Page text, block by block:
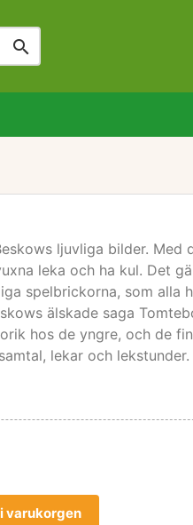

ljuvliga bilder. Med
leka och ha kul. Det
spelbrickorna, som alla
älskade saga
hos de yngre, och de
lekar och lekstunder.
varukorgen